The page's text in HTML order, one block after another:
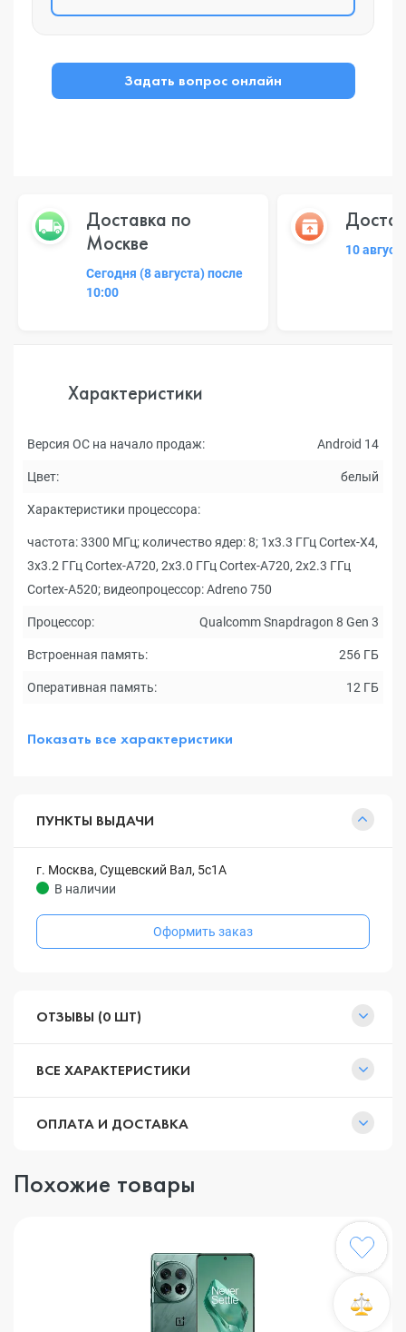
Задать вопрос онлайн
Доставка по
Москве
Сегодня (8 августа) после
10:00
10
Характеристики
Версия ОС на начало продаж: Android 14
Цвет: белый
Характеристики процессора:
частота: 3300 МГц; количество ядер: 8; 1x3.3 ГГц Cortex-X4,
3x3.2 ГГц Cortex-A720, 2x3.0 ГГц Cortex-A720, 2x2.3 ГГц
Cortex-A520; видеопроцессор: Adreno 750
Процессор: Qualcomm Snapdragon 8 Gen 3
Встроенная память: 256 ГБ
Оперативная память: 12 ГБ
Показать все характеристики
ПУНКТЫ ВЫДАЧИ
г. Москва, Сущевский Вал, 5с1А
В наличии
Оформить заказ
ОТЗЫВЫ (0 ШТ)
ВСЕ ХАРАКТЕРИСТИКИ
ОПЛАТА И ДОСТАВКА
Похожие товары